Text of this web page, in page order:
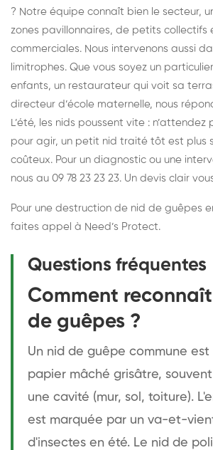
? Notre équipe connaît bien le secteur,
zones pavillonnaires, de petits collectifs
commerciales. Nous intervenons aussi
limitrophes. Que vous soyez un
enfants, un restaurateur qui voit sa
directeur d’école maternelle, nous
L’été, les nids poussent vite : n’attendez
pour agir, un petit nid traité tôt est plus
coûteux. Pour un diagnostic ou une
nous au 09 78 23 23 23. Un devis clair
Pour une destruction de nid de guêpes
faites appel à Need’s Protect.
Questions fréquentes
Comment
de guêpes ?
Un nid de guêpe commune
papier mâché grisâtre,
une cavité (mur, sol, toiture).
est marquée par un va-et-
d'insectes en été. Le nid de